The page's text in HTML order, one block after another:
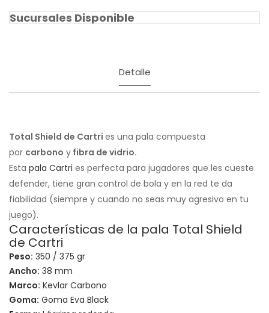
Sucursales Disponible
Detalle
Total Shield de Cartri es una pala compuesta
por carbono y fibra de vidrio.
Esta pala Cartri es perfecta para jugadores que les cueste
defender, tiene gran control de bola y en la red te da
fiabilidad (siempre y cuando no seas muy agresivo en tu
juego).
Características de la pala Total Shield
de Cartri
Peso: 350 / 375 gr
Ancho: 38 mm
Marco: Kevlar Carbono
Goma: Goma Eva Black